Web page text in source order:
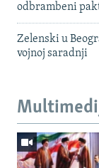
odbrambeni
Zelenski u
vojnoj saradnji